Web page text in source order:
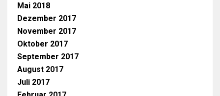
Mai 2018
Dezember 2017
November 2017
Oktober 2017
September 2017
August 2017
Juli 2017